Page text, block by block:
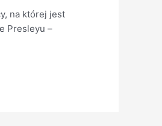
na której jest
Presleyu –